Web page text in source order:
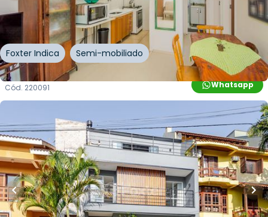
Rua Vinte e Seis de Março,Mário Quintana,
Porto
Alegre
Foxter Indica Semi-mobiliado
Whatsapp
Cód. 220091
1.398.000,00
R$1.272.000,00
333m²•3quartos•3banheiros•2vagas
Casa em Condomínio • Condomínio Ville Liberté
I
Rua Adriano Pereira da Silva,Vila Nova,Porto Alegre